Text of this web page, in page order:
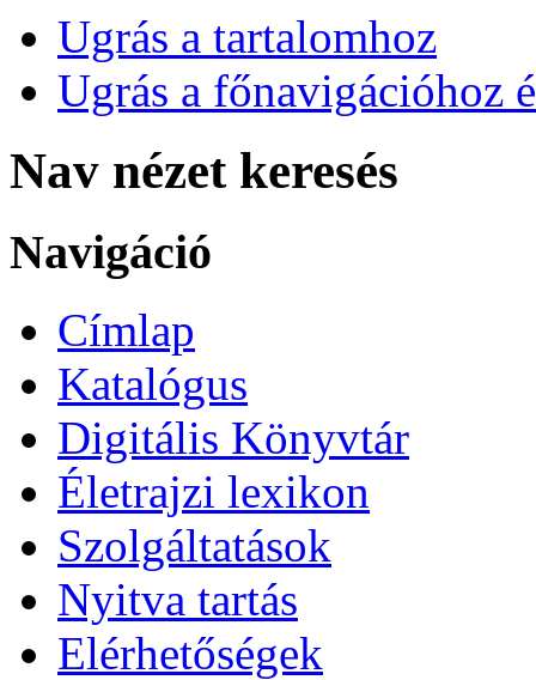
Ugrás a tartalomhoz
Ugrás a főnavigációhoz
Nav nézet keresés
Navigáció
Címlap
Katalógus
Digitális Könyvtár
Életrajzi lexikon
Szolgáltatások
Nyitva tartás
Elérhetőségek